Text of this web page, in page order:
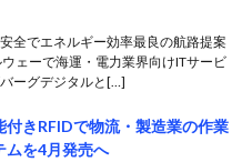
全でエネルギー効率最良の航路提案
ェーで海運・電力業界向けITサービ
ーグデジタルと[…]
付きRFIDで物流・製造業の作業
ムを4月発売へ